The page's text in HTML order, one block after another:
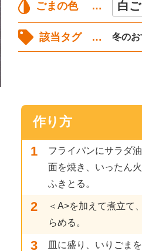
ごまの色 白ご
該当タグ 冬の
作り方
フライパンにサラダ
面を焼き、いったん
ふきとる。
＜A>を加えて煮立て
らめる。
皿に盛り、いりごま